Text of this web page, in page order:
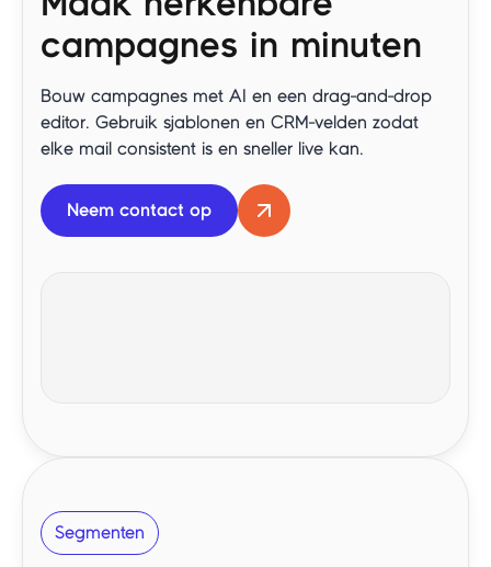
campagnes in minuten
Bouw campagnes met AI en een drag-and-drop
editor. Gebruik sjablonen en CRM-velden zodat
elke mail consistent is en sneller live kan.
Neem contact op
Segmenten